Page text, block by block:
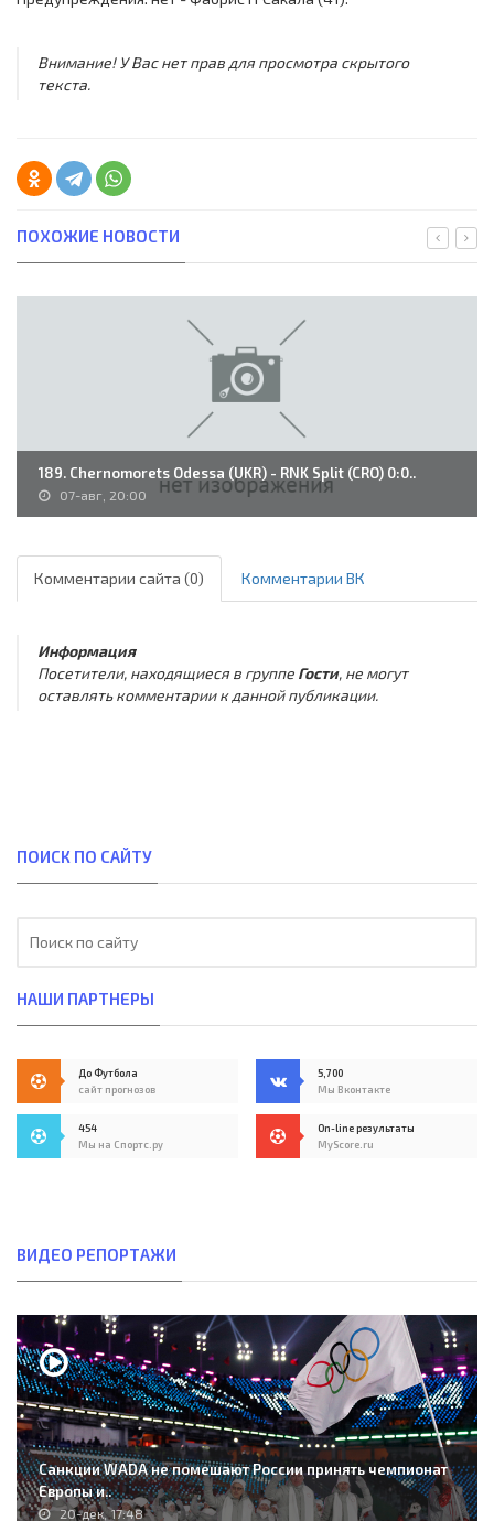
Внимание! У Вас нет прав для просмотра скрытого
текста.
ПОХОЖИЕ НОВОСТИ
189. Chernomorets Odessa (UKR) - RNK Split (CRO) 0:0..
07-авг, 20:00
Комментарии сайта (0) Комментарии ВК
Информация
Посетители, находящиеся в группе Гости, не могут
оставлять комментарии к данной публикации.
ПОИСК ПО САЙТУ
НАШИ ПАРТНЕРЫ
До Футбола
сайт прогнозов
5,700
Мы Вконтакте
454
Мы на Спортс.ру
On-line результаты
MyScore.ru
ВИДЕО РЕПОРТАЖИ
Санкции WADA не помешают России принять чемпионат
Европы и..
20-дек, 17:48